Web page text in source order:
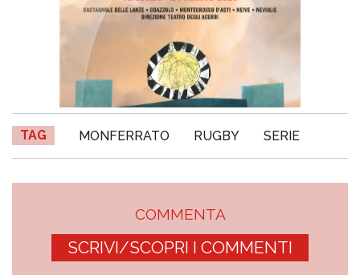
TAG MONFERRATO RUGBY SERIE
COMMENTA
SCRIVI/SCOPRI I COMMENTI